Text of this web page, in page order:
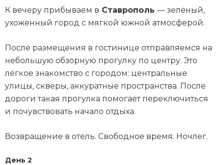
К вечеру прибываем в Ставрополь — зелёный,
ухоженный город с мягкой южной атмосферой.
После размещения в гостинице отправляемся на
небольшую обзорную прогулку по центру. Это
лёгкое знакомство с городом: центральные
улицы, скверы, аккуратные пространства. После
дороги такая прогулка помогает переключиться
и почувствовать начало отдыха.
Возвращение в отель. Свободное время. Ночлег.
День 2